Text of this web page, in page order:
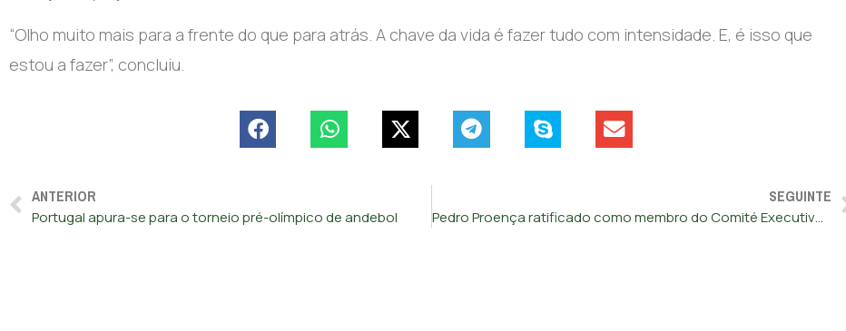
“Olho muito mais para a frente do que para atrás. A chave da vida é fazer tudo com intensidade. E, é isso que
estou a fazer”, concluiu.
ANTERIOR
Portugal apura-se para o torneio pré-olímpico de andebol
SEGUINTE
Pedro Proença ratificado como membro do Comité Executivo da UEFA